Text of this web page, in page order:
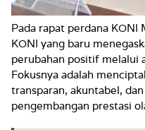
Pada rapat perdana
KONI yang baru
perubahan positif melalui
Fokusnya adalah
transparan, akuntabel,
pengembangan prestasi